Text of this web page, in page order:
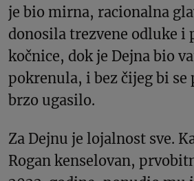
je bio mirna, racionalna
donosila trezvene odluke i
kočnice, dok je Dejna bio
pokrenula, i bez čijeg bi se
brzo ugasilo.
Za Dejnu je lojalnost sve.
Rogan kenselovan,